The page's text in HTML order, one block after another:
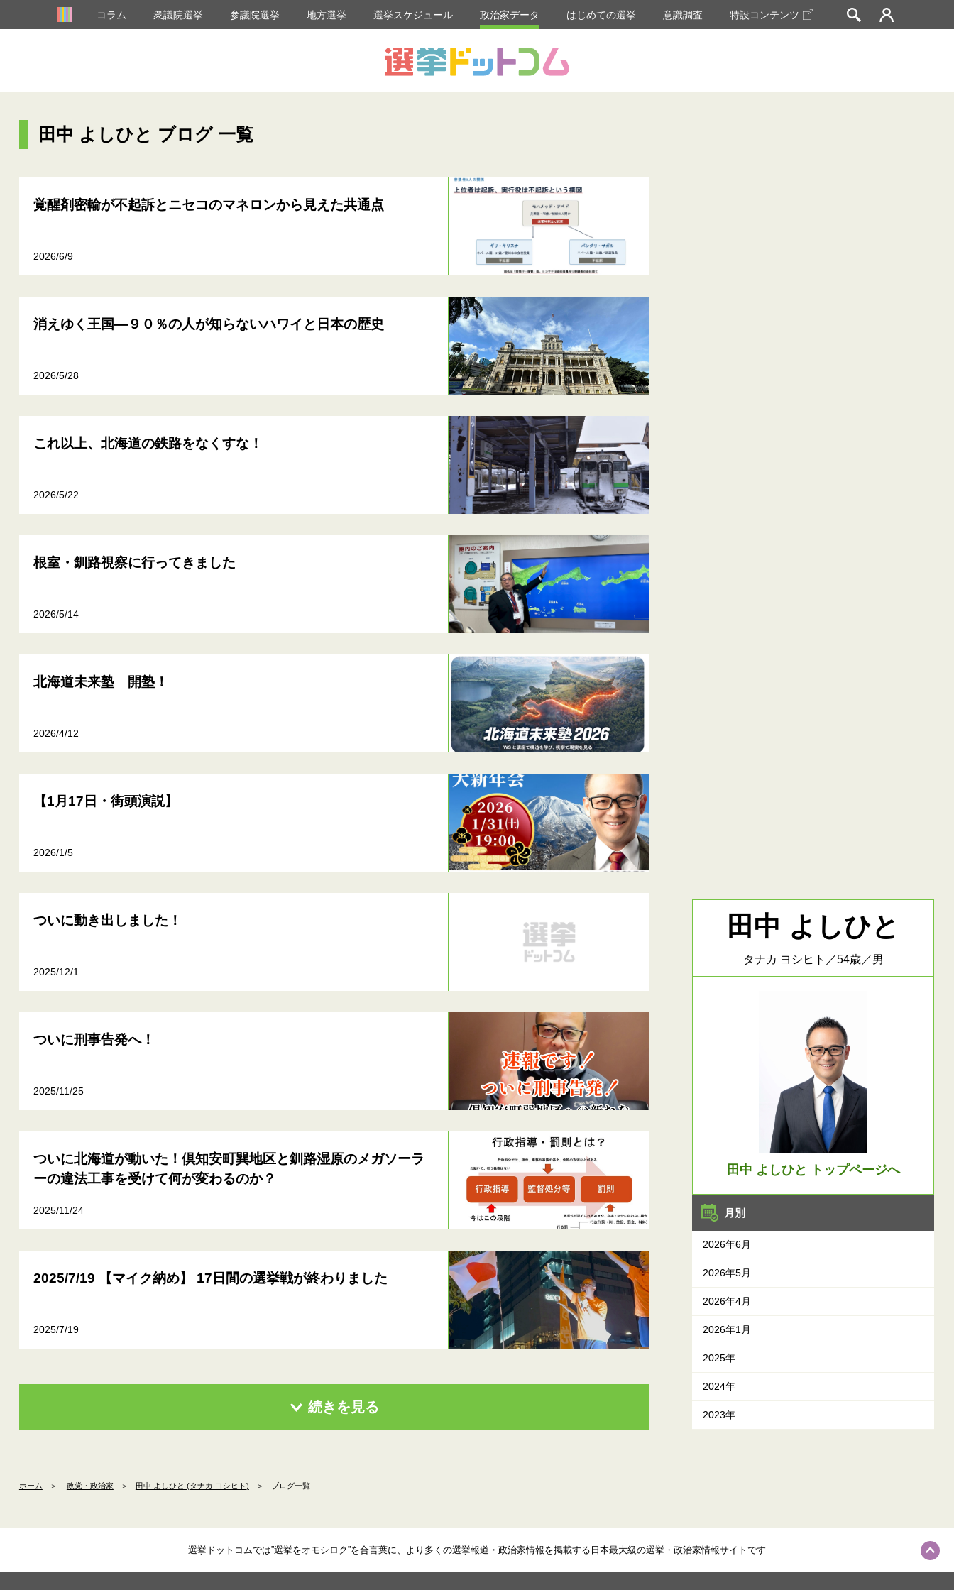
コラム 衆議院選挙 参議院選挙 地方選挙 選挙スケジュール 政治家データ はじめての選挙 意識調査 特設コンテンツ
田中 よしひと ブログ 一覧
覚醒剤密輸が不起訴とニセコのマネロンから見えた共通点
2026/6/9
消えゆく王国―９０％の人が知らないハワイと日本の歴史
2026/5/28
これ以上、北海道の鉄路をなくすな！
2026/5/22
根室・釧路視察に行ってきました
2026/5/14
北海道未来塾 開塾！
2026/4/12
【1月17日・街頭演説】
2026/1/5
ついに動き出しました！
2025/12/1
ついに刑事告発へ！
2025/11/25
ついに北海道が動いた！倶知安町巽地区と釧路湿原のメガソーラ
ーの違法工事を受けて何が変わるのか？
2025/11/24
2025/7/19 【マイク納め】 17日間の選挙戦が終わりました
2025/7/19
続きを見る
田中 よしひと
タナカ ヨシヒト／54歳／男
田中 よしひと トップページへ
月別
2026年6月
2026年5月
2026年4月
2026年1月
2025年
2024年
2023年
ホーム ＞ 政党・政治家 ＞ 田中 よしひと (タナカ ヨシヒト) ＞ ブログ一覧
選挙ドットコムでは”選挙をオモシロク”を合言葉に、より多くの選挙報道・政治家情報を掲載する日本最大級の選挙・政治家情報サイトです